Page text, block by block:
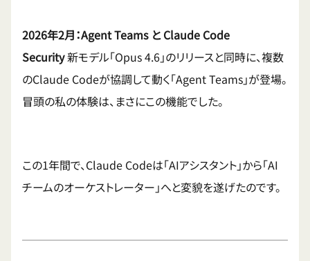
2026年2月：Agent Teams と Claude Code
Security新モデル「Opus 4.6」のリリースと同時に、複数
のClaude Codeが協調して動く「Agent Teams」が登場。
冒頭の私の体験は、まさにこの機能でした。
この1年間で、Claude Codeは「AIアシスタント」から「AI
チームのオーケストレーター」へと変貌を遂げたのです。